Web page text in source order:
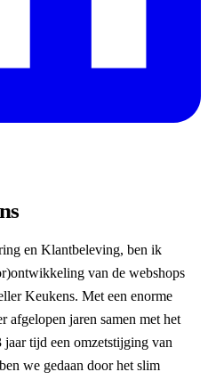
en Klantbeleving, ben ik
van de webshops
Keukens. Met een enorme
afgelopen jaren samen met het
tijd een omzetstijging van
we gedaan door het slim